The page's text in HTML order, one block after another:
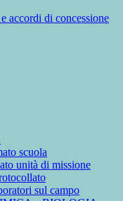
accordi di concessione
scuola
unità di missione
sul campo